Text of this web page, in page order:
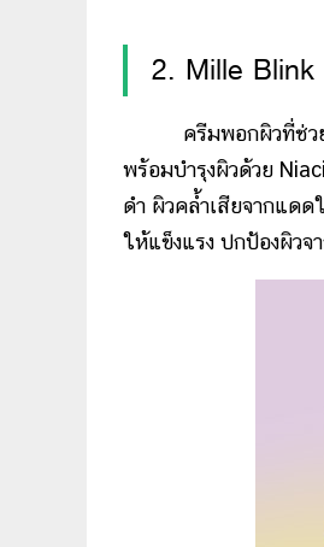
2. Mille
ครีมพอกผิวที่ช่วยปรับ
พร้อมบำรุงผิวด้วย
ดำ ผิวคล้ำเสียจากแด
ให้แข็งแรง ปกป้องผิวจ